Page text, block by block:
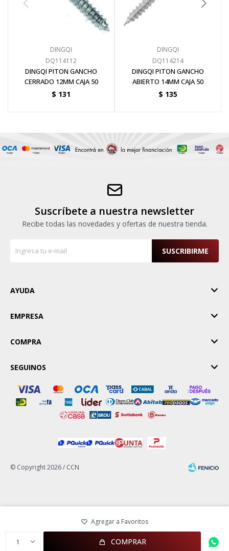
1 COMPRAR
DINGQI
DQ114112
DINGQI PITON GANCHO
CERRADO 12MM CAJA 50
$ 131
DINGQI
DQ114214
DINGQI PITON GANCHO
ABIERTO 14MM CAJA 50
$ 135
Suscríbete a nuestra newsletter
Recibe todas las novedades y ofertas de nuestra tienda.
SUSCRIBIRME
AYUDA
EMPRESA
COMPRA
SEGUINOS
© Copyright 2026 / CCN
Fenicio